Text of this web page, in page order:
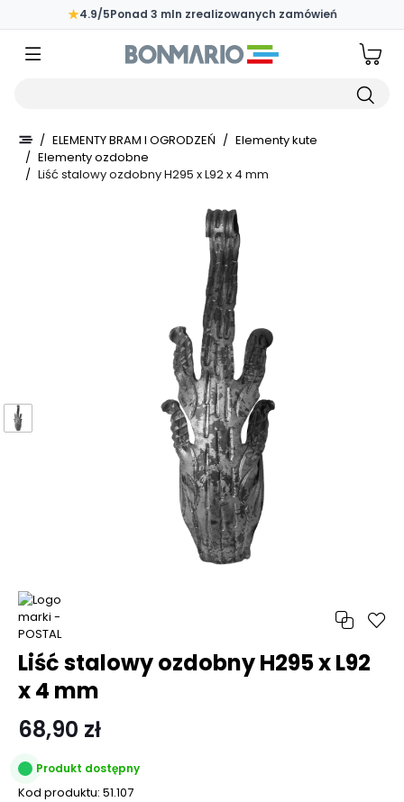
Przejdź do głównej zawartości strony
★4.9/5Ponad 3 mln zrealizowanych zamówień
/ ELEMENTY BRAM I OGRODZEŃ / Elementy kute
/ Elementy ozdobne
/ Liść stalowy ozdobny H295 x L92 x 4 mm
Liść stalowy ozdobny H295 x L92
x 4 mm
68,90 zł
Produkt dostępny
Kod produktu: 51.107